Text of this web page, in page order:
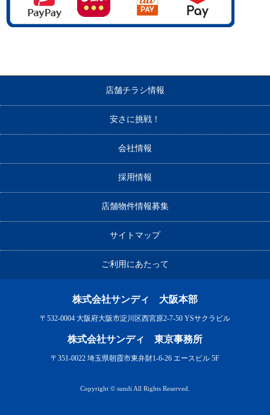
店舗チラシ情報
安さに挑戦！
会社情報
採用情報
店舗物件情報募集
サイトマップ
ご利用にあたって
株式会社サンディ 大阪本部
〒532-0004 大阪府大阪市淀川区西宮原2-7-50 YSサクラビル
株式会社サンディ 東京事務所
〒351-0022 埼玉県朝霞市東弁財1-6-26 エースビル 5F
Copyright © sundi All Rights Reserved.